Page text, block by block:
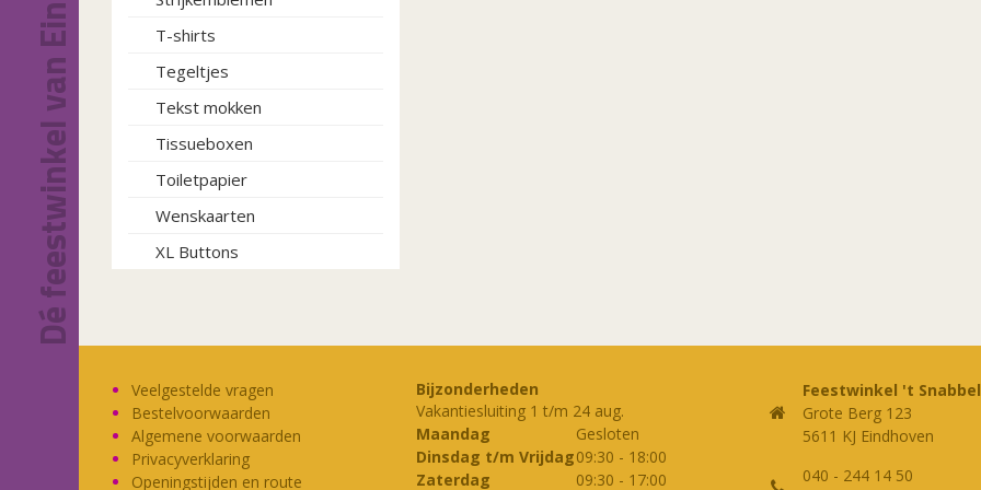
T-shirts
Tegeltjes
Tekst mokken
Tissueboxen
Toiletpapier
Wenskaarten
XL Buttons
Dé feestwinkel van Eindhoven!
Veelgestelde vragen
Bestelvoorwaarden
Algemene voorwaarden
Privacyverklaring
Openingstijden en route
Bijzonderheden
Vakantiesluiting 1 t/m 24 aug.
Maandag
Gesloten
Dinsdag t/m Vrijdag09:30 - 18:00
Zaterdag
09:30 - 17:00
Feestwinkel 't
Grote Berg 123
5611 KJ Eindhoven
040 - 244 14 50